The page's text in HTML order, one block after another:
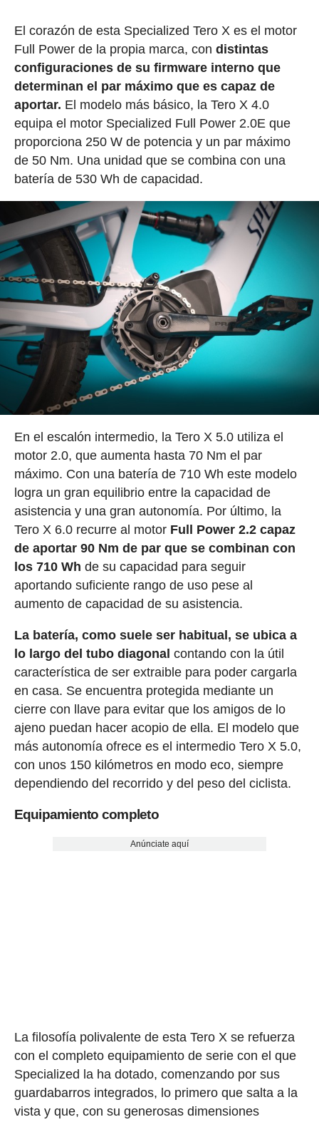
El corazón de esta Specialized Tero X es el motor
Full Power de la propia marca, con distintas
configuraciones de su firmware interno que
determinan el par máximo que es capaz de
aportar. El modelo más básico, la Tero X 4.0
equipa el motor Specialized Full Power 2.0E que
proporciona 250 W de potencia y un par máximo
de 50 Nm. Una unidad que se combina con una
batería de 530 Wh de capacidad.
En el escalón intermedio, la Tero X 5.0 utiliza el
motor 2.0, que aumenta hasta 70 Nm el par
máximo. Con una batería de 710 Wh este modelo
logra un gran equilibrio entre la capacidad de
asistencia y una gran autonomía. Por último, la
Tero X 6.0 recurre al motor Full Power 2.2 capaz
de aportar 90 Nm de par que se combinan con
los 710 Wh de su capacidad para seguir
aportando suficiente rango de uso pese al
aumento de capacidad de su asistencia.
La batería, como suele ser habitual, se ubica a
lo largo del tubo diagonal contando con la útil
característica de ser extraible para poder cargarla
en casa. Se encuentra protegida mediante un
cierre con llave para evitar que los amigos de lo
ajeno puedan hacer acopio de ella. El modelo que
más autonomía ofrece es el intermedio Tero X 5.0,
con unos 150 kilómetros en modo eco, siempre
dependiendo del recorrido y del peso del ciclista.
Equipamiento completo
Anúnciate aquí
La filosofía polivalente de esta Tero X se refuerza
con el completo equipamiento de serie con el que
Specialized la ha dotado, comenzando por sus
guardabarros integrados, lo primero que salta a la
vista y que, con su generosas dimensiones